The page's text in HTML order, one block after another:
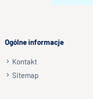
Ogólne informacje
Kontakt
Sitemap